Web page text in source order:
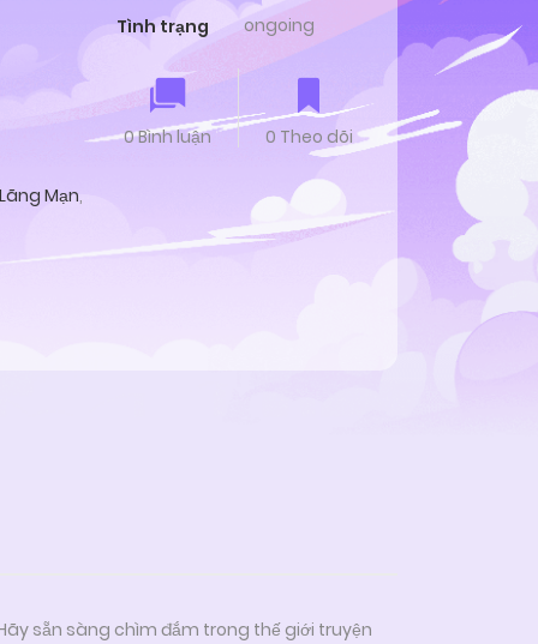
Lãng Mạn,
Tình trạng ongoing
0 Bình luận 0 Theo dõi
sẵn sàng chìm đắm trong thế giới truyện